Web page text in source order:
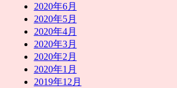
2020年6月
2020年5月
2020年4月
2020年3月
2020年2月
2020年1月
2019年12月